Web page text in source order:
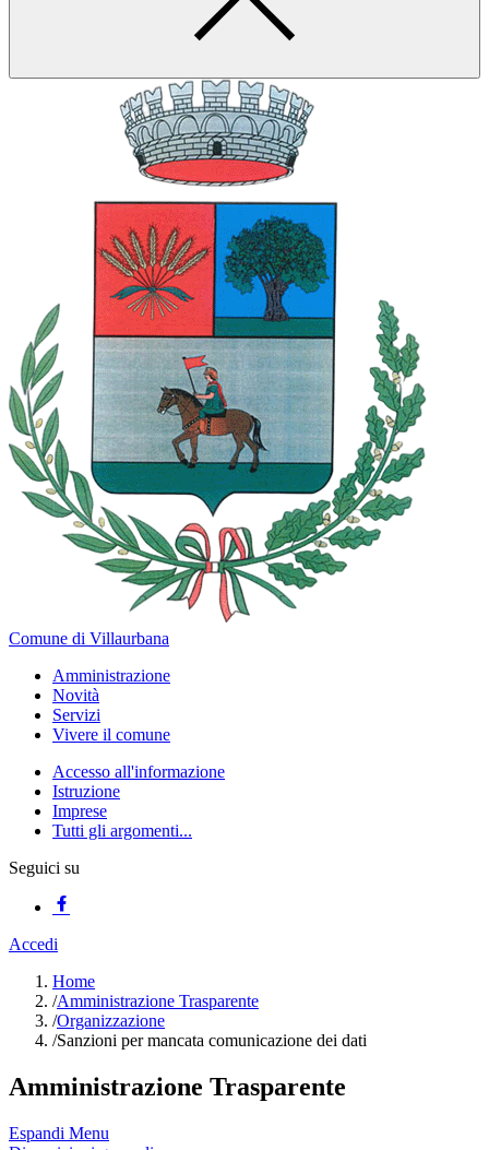
Comune di Villaurbana
Amministrazione
Novità
Servizi
Vivere il comune
Accesso all'informazione
Istruzione
Imprese
Tutti gli argomenti...
Seguici su
Accedi
Home
/Amministrazione Trasparente
/Organizzazione
/Sanzioni per mancata comunicazione dei dati
Amministrazione Trasparente
Espandi Menu